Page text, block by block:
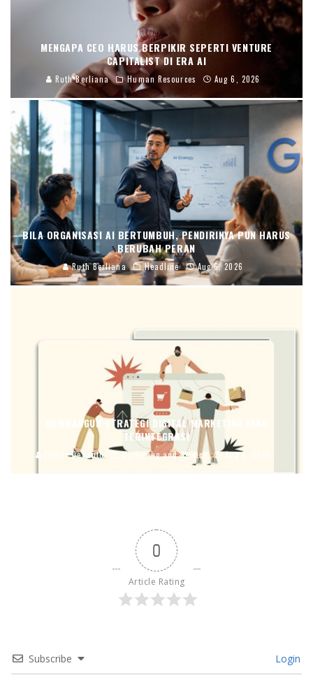
MENGAPA CEO HARUS BERPIKIR SEPERTI VENTURE
CAPITALIST DI ERA AI
Ruth Berliana Human Resources Aug 6, 2026
BILA ORGANISASI AI BERTUMBUH, PENDIRINYA PUN HARUS
BERUBAH PERAN
Ruth Berliana Headline Aug 6, 2026
MEMBANGUN STRATEGI DIGITAL MARKETING YANG
TERINTEGRASI
Fadjar Dewanto Marketing and Service Aug 6, 2026
0
Article Rating
Subscribe Login